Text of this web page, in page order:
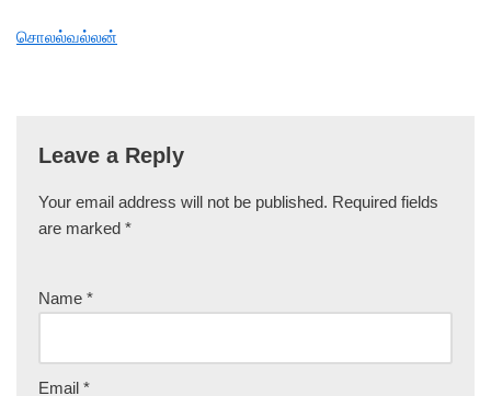
சொலல்வல்லன்
Leave a Reply
Your email address will not be published. Required fields
are marked *
Name *
Email *